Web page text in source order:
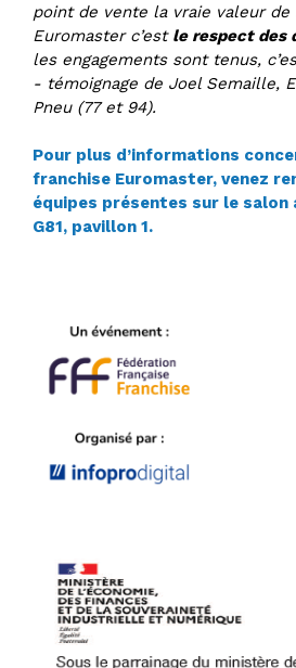
point de vente la vraie valeur de
Euromaster c’est le respect des
les engagements sont tenus,
- témoignage de Joel Semaille,
Pneu (77 et 94).
Pour plus d’informations
franchise Euromaster, venez
équipes présentes sur le salon
G81, pavillon 1.